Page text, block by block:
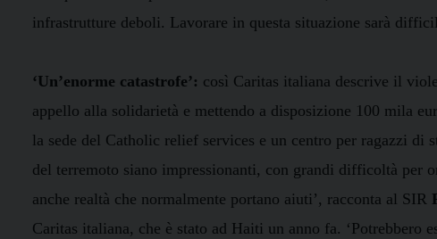
infrastrutture deboli. Lavorare in questa situazione sarà
‘Un’enorme catastrofe’: così Caritas italiana descrive il
appello alla solidarietà e mettendo a disposizione 100 mila
la sede del Catholic relief services e un centro per ragazzi di
del terremoto siano impressionanti, con grandi difficoltà per
anche realtà che normalmente portano aiuti’, racconta al SIR
Caritas italiana, che è stato ad Haiti un anno fa. ‘Potrebbero